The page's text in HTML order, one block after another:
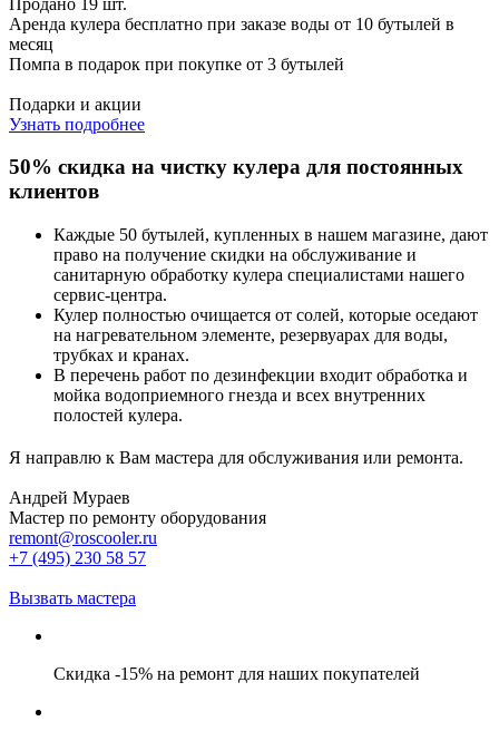
Аренда кулера бесплатно при заказе воды от 10 бутылей в
месяц
Помпа в подарок при покупке от 3 бутылей
Подарки и акции
Узнать подробнее
50% скидка на чистку кулера для постоянных
клиентов
Каждые 50 бутылей, купленных в нашем магазине, дают
право на получение скидки на обслуживание и
санитарную обработку кулера специалистами нашего
сервис-центра.
Кулер полностью очищается от солей, которые оседают
на нагревательном элементе, резервуарах для воды,
трубках и кранах.
В перечень работ по дезинфекции входит обработка и
мойка водоприемного гнезда и всех внутренних
полостей кулера.
Я направлю к Вам мастера для обслуживания или ремонта.
Андрей Мураев
Мастер по ремонту оборудования
remont@roscooler.ru
+7 (495) 230 58 57
Вызвать мастера
Скидка -15% на ремонт для наших покупателей